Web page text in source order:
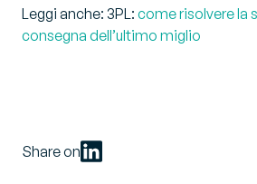
Leggi anche: 3PL: come risolvere la
consegna dell’ultimo miglio
Share on